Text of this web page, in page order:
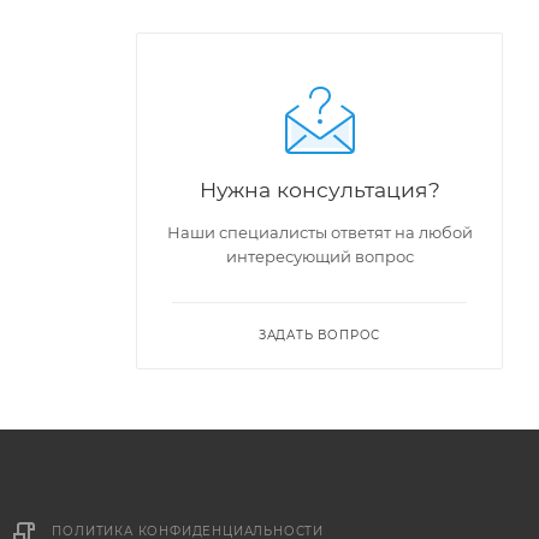
Нужна консультация?
Наши специалисты ответят на любой
интересующий вопрос
ЗАДАТЬ ВОПРОС
ПОЛИТИКА КОНФИДЕНЦИАЛЬНОСТИ